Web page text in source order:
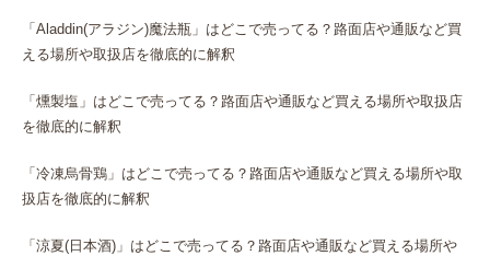
「Aladdin(アラジン)魔法瓶」はどこで売ってる？路面店や通販など買
える場所や取扱店を徹底的に解釈
「燻製塩」はどこで売ってる？路面店や通販など買える場所や取扱店
を徹底的に解釈
「冷凍烏骨鶏」はどこで売ってる？路面店や通販など買える場所や取
扱店を徹底的に解釈
「涼夏(日本酒)」はどこで売ってる？路面店や通販など買える場所や